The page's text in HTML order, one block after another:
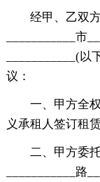
经甲、乙双
___________市
___________(
议：
一、甲方全
义承租人签订租赁
二、甲方委
___________路